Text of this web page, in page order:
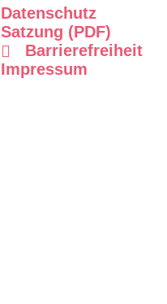
Datenschutz
Satzung (PDF)
Barrierefreiheit
Impressum